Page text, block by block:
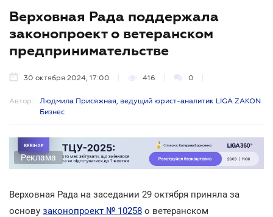
Верховная Рада поддержала
законопроект о ветеранском
предпринимательстве
30 октября 2024, 17:00 416 0
Автор:
Людмила Присяжная, ведущий юрист-аналитик LIGA ZAKON
Бизнес
Реклама
Верховная Рада на заседании 29 октября приняла за
основу законопроект № 10258 о ветеранском